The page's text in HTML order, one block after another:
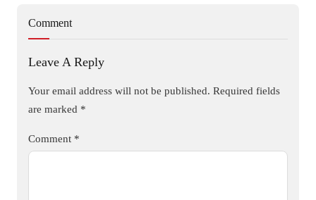
Comment
Leave A Reply
Your email address will not be published. Required fields
are marked *
Comment *